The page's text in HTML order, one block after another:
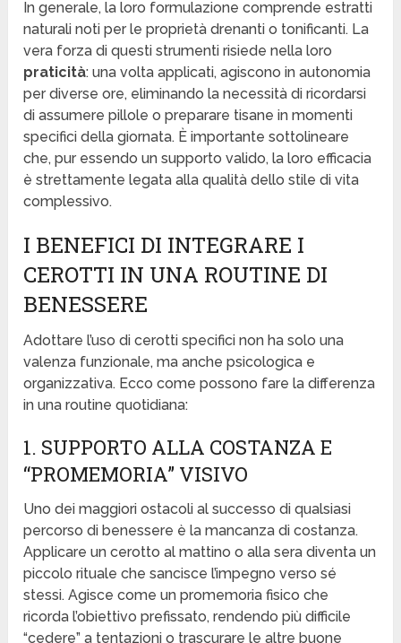
In generale, la loro formulazione comprende estratti
naturali noti per le proprietà drenanti o tonificanti. La
vera forza di questi strumenti risiede nella loro
praticità: una volta applicati, agiscono in autonomia
per diverse ore, eliminando la necessità di ricordarsi
di assumere pillole o preparare tisane in momenti
specifici della giornata. È importante sottolineare
che, pur essendo un supporto valido, la loro efficacia
è strettamente legata alla qualità dello stile di vita
complessivo.
I BENEFICI DI INTEGRARE I
CEROTTI IN UNA ROUTINE DI
BENESSERE
Adottare l’uso di cerotti specifici non ha solo una
valenza funzionale, ma anche psicologica e
organizzativa. Ecco come possono fare la differenza
in una routine quotidiana:
1. SUPPORTO ALLA COSTANZA E
“PROMEMORIA” VISIVO
Uno dei maggiori ostacoli al successo di qualsiasi
percorso di benessere è la mancanza di costanza.
Applicare un cerotto al mattino o alla sera diventa un
piccolo rituale che sancisce l’impegno verso sé
stessi. Agisce come un promemoria fisico che
ricorda l’obiettivo prefissato, rendendo più difficile
“cedere” a tentazioni o trascurare le altre buone